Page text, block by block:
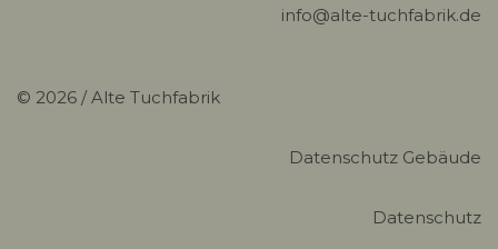
info@alte-tuchfabrik.de
© 2026 /Alte Tuchfabrik
Datenschutz Gebäude
Datenschutz